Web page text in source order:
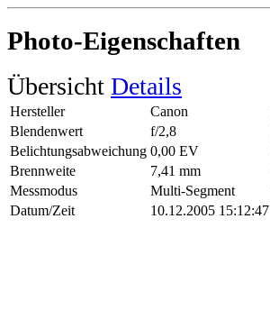
Photo-Eigenschaften
Übersicht Details
Hersteller Canon
Blendenwert
f/2,8
Belichtungsabweichung 0,00 EV
Brennweite
7,41 mm
Messmodus
Multi-Segment
Datum/Zeit
10.12.2005 15:12:47